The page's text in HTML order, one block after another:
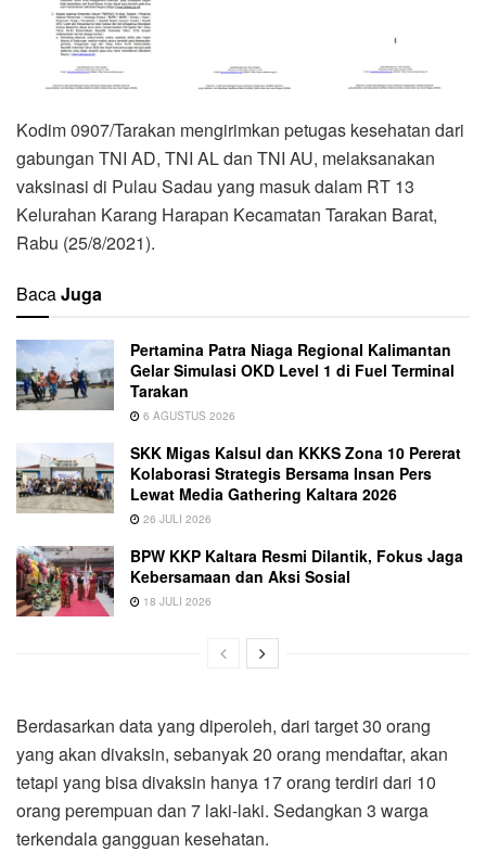
Kodim 0907/Tarakan mengirimkan petugas kesehatan dari
gabungan TNI AD, TNI AL dan TNI AU, melaksanakan
vaksinasi di Pulau Sadau yang masuk dalam RT 13
Kelurahan Karang Harapan Kecamatan Tarakan Barat,
Rabu (25/8/2021).
BacaJuga
Pertamina Patra Niaga Regional Kalimantan
Gelar Simulasi OKD Level 1 di Fuel Terminal
Tarakan
6 AGUSTUS 2026
SKK Migas Kalsul dan KKKS Zona 10 Pererat
Kolaborasi Strategis Bersama Insan Pers
Lewat Media Gathering Kaltara 2026
26 JULI 2026
BPW KKP Kaltara Resmi Dilantik, Fokus Jaga
Kebersamaan dan Aksi Sosial
18 JULI 2026
Berdasarkan data yang diperoleh, dari target 30 orang
yang akan divaksin, sebanyak 20 orang mendaftar, akan
tetapi yang bisa divaksin hanya 17 orang terdiri dari 10
orang perempuan dan 7 laki-laki. Sedangkan 3 warga
terkendala gangguan kesehatan.